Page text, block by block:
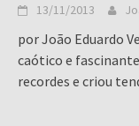
13/11/2013
por João Eduardo
caótico e
recordes e criou